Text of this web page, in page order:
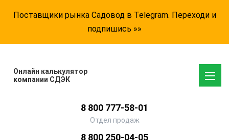
Поставщики рынка Садовод в Telegram. Переходи и
подпишись »»
Онлайн калькулятор
компании СДЭК
8 800 777-58-01
Отдел продаж
8 800 250-04-05